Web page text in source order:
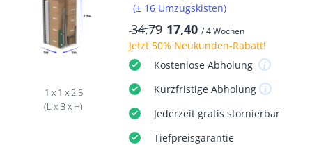
1 x 1 x 2,5
(L x B x H)
(± 16 Umzugskisten)
34,79 17,40 / 4 Wochen
Jetzt 50% Neukunden-Rabatt!
KostenloseAbholung
KurzfristigeAbholung
Jederzeit gratis stornierbar
Tiefpreisgarantie